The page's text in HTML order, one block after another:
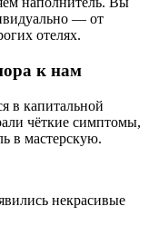
— от
отелях.
к нам
в капитальной
чёткие симптомы,
в мастерскую.
некрасивые